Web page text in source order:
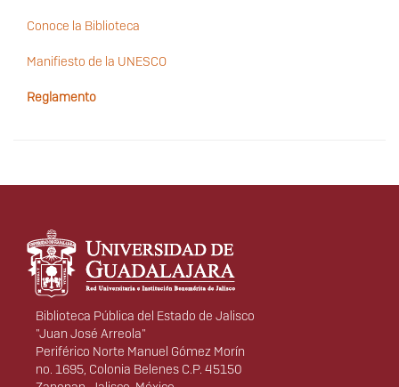
Conoce la Biblioteca
Manifiesto de la UNESCO
Reglamento
Información del
portal
Biblioteca Pública del Estado de Jalisco
"Juan José Arreola"
Periférico Norte Manuel Gómez Morín
no. 1695, Colonia Belenes C.P. 45150